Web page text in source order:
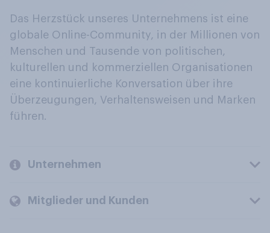
Das Herzstück unseres Unternehmens ist eine
globale Online-Community, in der Millionen von
Menschen und Tausende von politischen,
kulturellen und kommerziellen Organisationen
eine kontinuierliche Konversation über ihre
Überzeugungen, Verhaltensweisen und Marken
führen.
Unternehmen
Mitglieder und Kunden